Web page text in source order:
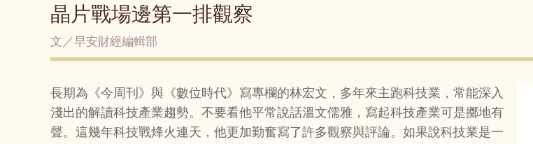
晶片戰場邊第一排觀察
文／早安財經編輯部
長期為《今周刊》與《數位時代》寫專欄的林宏文，多年來主跑科技業，常能深入
淺出的解讀科技產業趨勢。不要看他平常說話溫文儒雅，寫起科技產業可是擲地有
聲。這幾年科技戰烽火連天，他更加勤奮寫了許多觀察與評論。如果說科技業是一